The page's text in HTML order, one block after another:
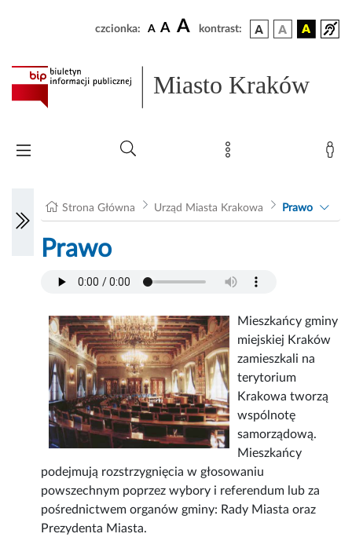
czcionka: A A A kontrast:
Miasto Kraków
Strona Główna Urząd Miasta Krakowa Prawo
Prawo
Mieszkańcy gminy
miejskiej Kraków
zamieszkali na
terytorium
Krakowa tworzą
wspólnotę
samorządową.
Mieszkańcy
podejmują rozstrzygnięcia w głosowaniu
powszechnym poprzez wybory i referendum lub za
pośrednictwem organów gminy: Rady Miasta oraz
Prezydenta Miasta.